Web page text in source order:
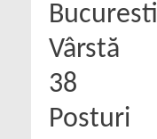
Bucuresti
Vârstă
38
Posturi